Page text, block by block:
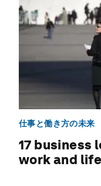
仕事と働き方の未来
17 business
work and life